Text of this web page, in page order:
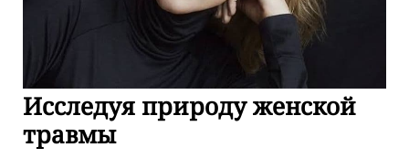
Исследуя природу женской
травмы